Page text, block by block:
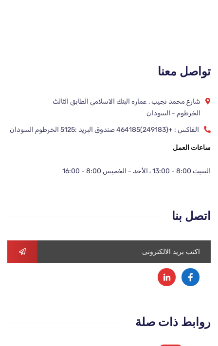
تواصل معنا
شارع محمد نجيب , عماره البنك الاسلامى الطابق الثالث
الخرطوم - السودان
الفاكس : +(249183)464185 صندوق البريد :5125 الخرطوم السودان
ساعات العمل
السبت 8:00 - 13:00 ، الأحد - الخميس 8:00 - 16:00
اتصل بنا
روابط ذات صلة